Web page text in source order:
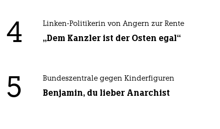
4 Linken-Politikerin von Angern zur Rente
„Dem Kanzler ist der Osten egal“
5 Bundeszentrale gegen Kinderfiguren
Benjamin, du lieber Anarchist